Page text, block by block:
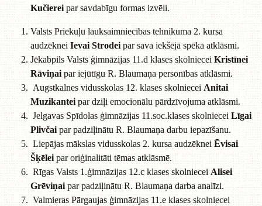
Kučiereipar savdabīgu formas izvēli.
Valsts Priekuļu lauksaimniecības tehnikuma 2. kursa
audzēkneiIevai Strodei par sava iekšējā spēka atklāsmi.
Jēkabpils Valsts ģimnāzijas 11.d klases skolnieceiKristīnei
Rāviņaipar iejūtīgu R. Blaumaņa personības atklāsmi.
Augstkalnes vidusskolas 12. klases skolnieceiAnitai
Muzikanteipar dziļi emocionālu pārdzīvojuma atklāsmi.
Jelgavas Spīdolas ģimnāzijas 11.soc.klases skolnieceiLīgai
Plivčaipar padziļinātu R. Blaumaņa darbu iepazīšanu.
Liepājas mākslas vidusskolas 2. kursa audzēkneiĒvisai
Šķēleipar oriģinalitāti tēmas atklāsmē.
Rīgas Valsts 1.ģimnāzijas 12.c klases skolniecei Alisei
Grēviņai par padziļinātu R. Blaumaņa darba analīzi.
Valmieras Pārgaujas ģimnāzijas 11.e klases skolniecei